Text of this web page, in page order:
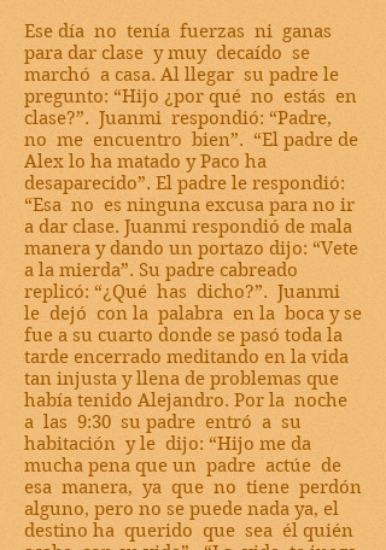
Ese día no tenía fuerzas ni ganas
para dar clase y muy decaído se
marchó a casa. Al llegar su padre le
pregunto: “Hijo ¿por qué no estás en
clase?”. Juanmi respondió: “Padre,
no me encuentro bien”. “El padre de
Alex lo ha matado y Paco ha
desaparecido”. El padre le respondió:
“Esa no es ninguna excusa para no ir
a dar clase. Juanmi respondió de mala
manera y dando un portazo dijo: “Vete
a la mierda”. Su padre cabreado
replicó: “¿Qué has dicho?”. Juanmi
le dejó con la palabra en la boca y se
fue a su cuarto donde se pasó toda la
tarde encerrado meditando en la vida
tan injusta y llena de problemas que
había tenido Alejandro. Por la noche
a las 9:30 su padre entró a su
habitación y le dijo: “Hijo me da
mucha pena que un padre actúe de
esa manera, ya que no tiene perdón
alguno, pero no se puede nada ya, el
destino ha querido que sea él quién